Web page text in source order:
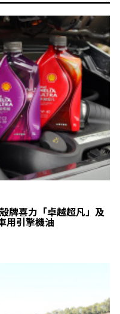
牌喜力「卓越超凡」及
用引擎機油